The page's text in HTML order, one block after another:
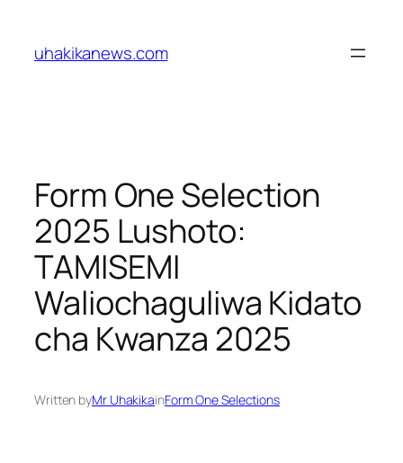
content
uhakikanews.com
Form One Selection
2025 Lushoto:
TAMISEMI
Waliochaguliwa Kidato
cha Kwanza 2025
Written byMr UhakikainForm One Selections